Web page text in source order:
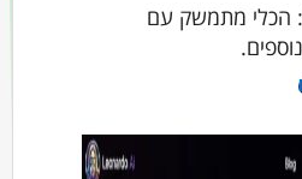
: הכלי מתמשק עם